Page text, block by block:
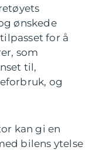
ønskede
for å
som
til,
og
kan gi en
bilens ytelse